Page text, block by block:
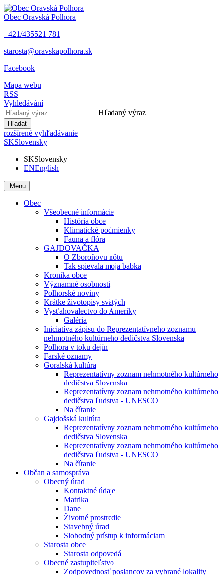
Obec Oravská Polhora
+421/435521 781
starosta@oravskapolhora.sk
Facebook
Mapa webu
RSS
Vyhledávání
Hľadaný výraz
Hľadať
rozšírené vyhľadávanie
SKSlovensky
SKSlovensky
ENEnglish
Menu
Obec
Všeobecné informácie
História obce
Klimatické podmienky
Fauna a flóra
GAJDOVAČKA
O Zboroňovu nôtu
Tak spievala moja babka
Kronika obce
Významné osobnosti
Polhorské noviny
Krátke životopisy svätých
Vysťahovalectvo do Ameriky
Galéria
Iniciatíva zápisu do Reprezentatívneho zoznamu
nehmotného kultúrneho dedičstva Slovenska
Polhora v toku dejín
Farské oznamy
Goralská kultúra
Reprezentatívny zoznam nehmotného kultúrneho
dedičstva Slovenska
Reprezentatívny zoznam nehmotného kultúrneho
dedičstva ľudstva - UNESCO
Na čítanie
Gajdošská kultúra
Reprezentatívny zoznam nehmotného kultúrneho
dedičstva Slovenska
Reprezentatívny zoznam nehmotného kultúrneho
dedičstva ľudstva - UNESCO
Na čítanie
Občan a samospráva
Obecný úrad
Kontaktné údaje
Matrika
Dane
Životné prostredie
Stavebný úrad
Slobodný prístup k informáciam
Starosta obce
Starosta odpovedá
Obecné zastupiteľstvo
Zodpovednosť poslancov za vybrané lokality